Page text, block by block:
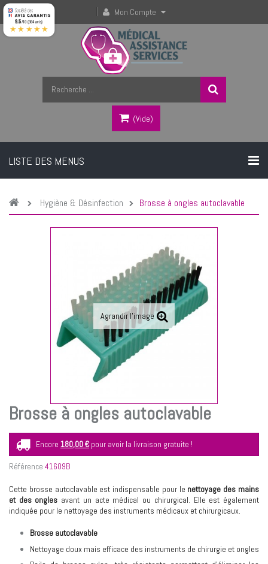
Mon Compte
(vide)
LISTE DES MENUS
Hygiène & Désinfection Brosse à ongles autoclavable
Agrandir l'image
Brosse à ongles autoclavable
Encore 180,00 € pour avoir la livraison gratuite !
Référence 41609B
Cette brosse autoclavable est indispensable pour le nettoyage des mains
et des ongles avant un acte médical ou chirurgical. Elle est également
indiquée pour le nettoyage des instruments médicaux et chirurgicaux.
Brosse autoclavable
Nettoyage doux mais efficace des instruments de chirurgie et ongles
9.5/10 (364 avis)
★★★★★